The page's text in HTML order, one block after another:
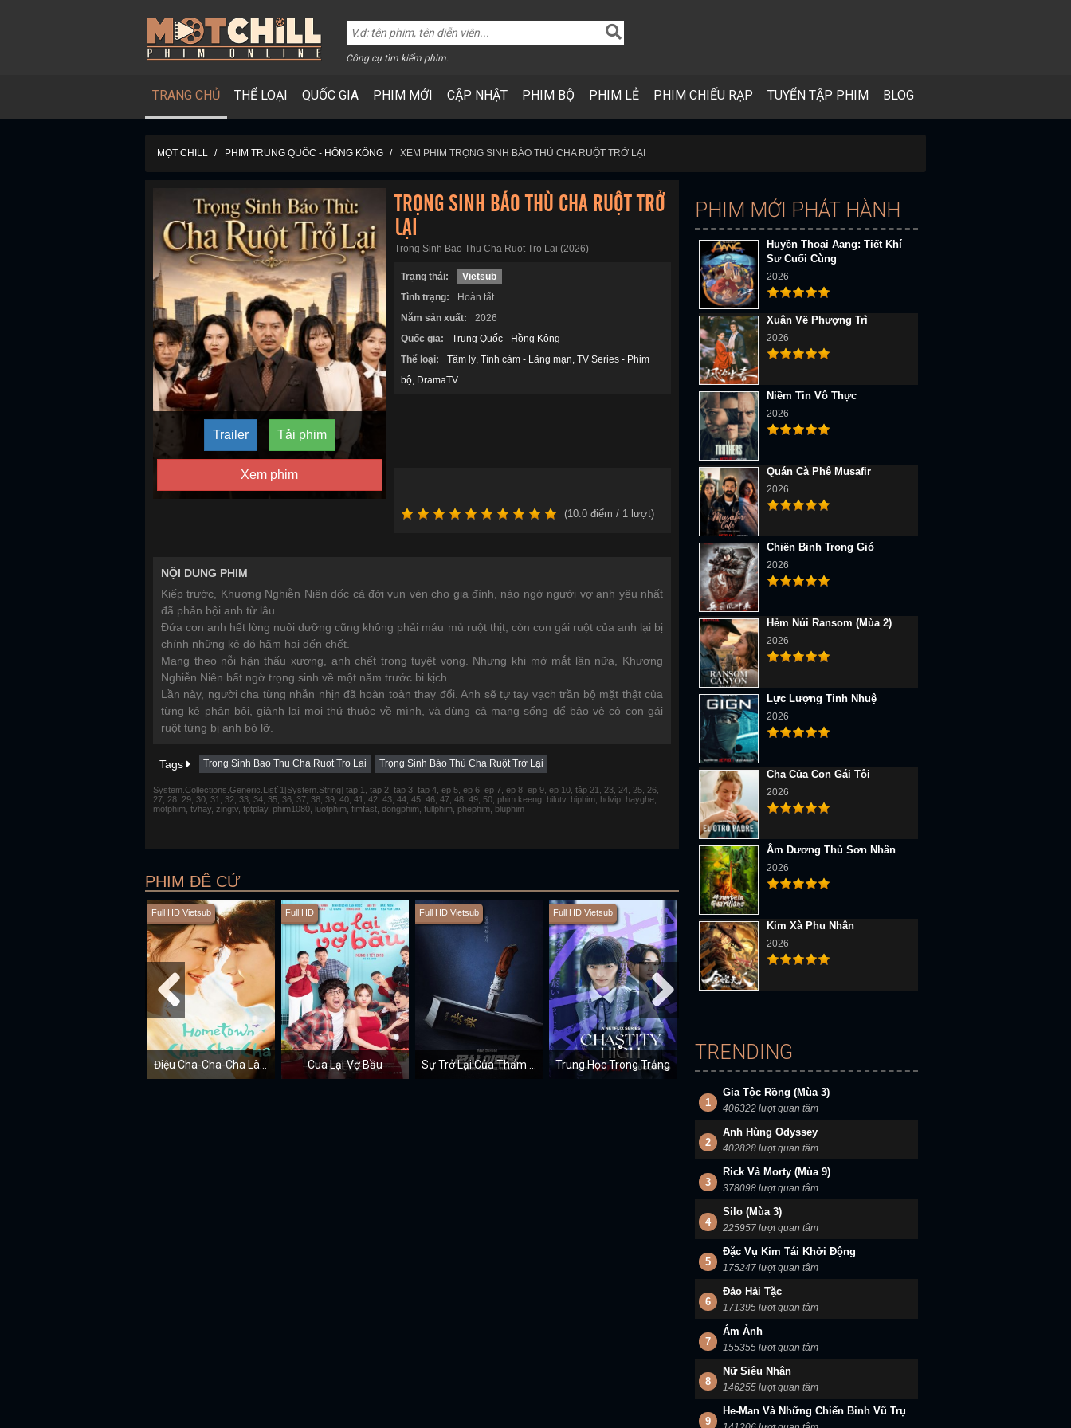
Công cụ tìm kiếm phim.
TRANG CHỦ THỂ LOẠI QUỐC GIA PHIM MỚI CẬP NHẬT PHIM BỘ PHIM LẺ PHIM CHIẾU RẠP TUYỂN TẬP PHIM BLOG
MỌT CHILL PHIM TRUNG QUỐC - HỒNG KÔNG XEM PHIM TRỌNG SINH BÁO THÙ CHA RUỘT TRỞ LẠI
Trailer Tải phim
Xem phim
TRỌNG SINH BÁO THÙ CHA RUỘT TRỞ
LẠI
Trong Sinh Bao Thu Cha Ruot Tro Lai (2026)
Trạng thái:
Vietsub
Tình trạng:
Hoàn tất
Năm sản xuất:
2026
Quốc gia:
Trung Quốc - Hồng Kông
Thể loại:
Tâm lý Tình cảm - Lãng mạn TV Series - Phim
bộ
DramaTV
(10.0điểm / 1lượt)
NỘI DUNG PHIM
Kiếp trước, Khương Nghiễn Niên dốc cả đời vun vén cho gia đình, nào ngờ người vợ anh yêu nhất
đã phản bội anh từ lâu.
Đứa con anh hết lòng nuôi dưỡng cũng không phải máu mủ ruột thịt, còn con gái ruột của anh lại bị
chính những kẻ đó hãm hại đến chết.
Mang theo nỗi hận thấu xương, anh chết trong tuyệt vọng. Nhưng khi mở mắt lần nữa, Khương
Nghiễn Niên bất ngờ trọng sinh về một năm trước bi kịch.
Lần này, người cha từng nhẫn nhịn đã hoàn toàn thay đổi. Anh sẽ tự tay vạch trần bộ mặt thật của
từng kẻ phản bội, giành lại mọi thứ thuộc về mình, và dùng cả mạng sống để bảo vệ cô con gái
ruột từng bị anh bỏ lỡ.
Tags Trong Sinh Bao Thu Cha Ruot Tro Lai Trọng Sinh Báo Thù Cha Ruột Trở Lại
System.Collections.Generic.List`1[System.String] tap 1, tap 2, tap 3, tap 4, ep 5, ep 6, ep 7, ep 8, ep 9, ep 10, tập 21, 23, 24, 25, 26,
27, 28, 29, 30, 31, 32, 33, 34, 35, 36, 37, 38, 39, 40, 41, 42, 43, 44, 45, 46, 47, 48, 49, 50, phim keeng, bilutv, biphim, hdvip, hayghe,
motphim, tvhay, zingtv, fptplay, phim1080, luotphim, fimfast, dongphim, fullphim, phephim, bluphim
PHIM ĐỀ CỬ
Full HD Vietsub Full HD
Cua Lại Vợ Bầu
Full HD Vietsub Full HD Vietsub
Trung Học Trong Trắng
Full HD Vietsub
PHIM MỚI PHÁT HÀNH
Huyền Thoại Aang: Tiết Khí
Sư Cuối Cùng
2026
Xuân Về Phượng Trì
2026
Niềm Tin Vô Thực
2026
Quán Cà Phê Musafir
2026
Chiến Binh Trong Gió
2026
Hẻm Núi Ransom (Mùa 2)
2026
Lực Lượng Tinh Nhuệ
2026
Cha Của Con Gái Tôi
2026
Âm Dương Thủ Sơn Nhân
2026
Kim Xà Phu Nhân
2026
TRENDING
1
Gia Tộc Rồng (Mùa 3)
406322 lượt quan tâm
2
Anh Hùng Odyssey
402828 lượt quan tâm
3
Rick Và Morty (Mùa 9)
378098 lượt quan tâm
4
Silo (Mùa 3)
225957 lượt quan tâm
5
Đặc Vụ Kim Tái Khởi Động
175247 lượt quan tâm
6
Đảo Hải Tặc
171395 lượt quan tâm
7
Ám Ảnh
155355 lượt quan tâm
8
Nữ Siêu Nhân
146255 lượt quan tâm
9
He-Man Và Những Chiến Binh Vũ Trụ